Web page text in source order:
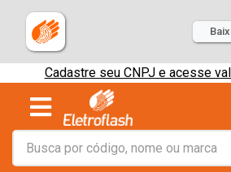
Cadastre seu CNPJ e acesse